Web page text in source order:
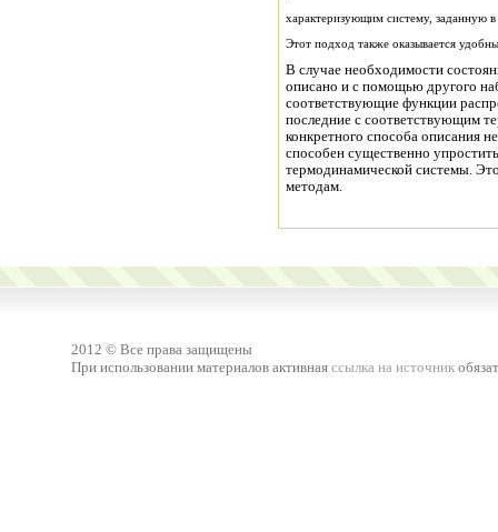
характеризующим систему, заданную
Этот подход также оказывается
В случае необходимости
описано и с помощью другого
соответствующие функции
последние с соответствующим
конкретного способа описания
способен существенно
термодинамической системы.
методам.
2012 © Все права защищены
При использовании материалов активная ссылка на источник